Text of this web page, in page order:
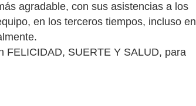
agradable, con sus asistencias a los
en los terceros tiempos, incluso en
FELICIDAD, SUERTE Y SALUD, para